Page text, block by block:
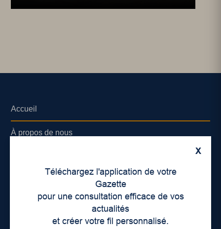
X
Téléchargez l'application de votre
Gazette
pour une consultation efficace de vos
actualités
et créer votre fil personnalisé.
Accueil
À propos de nous
Lieux de distribution